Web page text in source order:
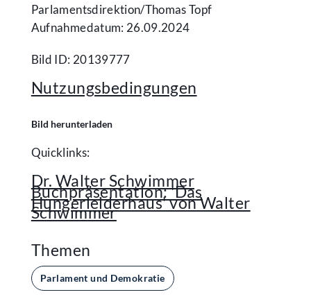
Parlamentsdirektion/​Thomas Topf
Aufnahmedatum: 26.09.2024
Bild ID: 20139777
Nutzungsbedingungen
Bild herunterladen
Quicklinks:
Dr. Walter Schwimmer
Buchpräsentation: 'Das
Hungerleiderhaus' von Walter
Schwimmer
Themen
Parlament und Demokratie